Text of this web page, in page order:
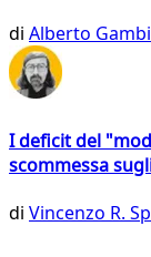
di Alberto
I deficit del
scommessa
di Vincenzo R.